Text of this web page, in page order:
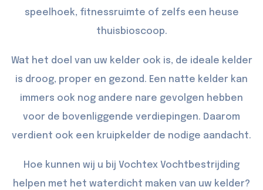
speelhoek, fitnessruimte of zelfs een heuse
thuisbioscoop.
Wat het doel van uw kelder ook is, de ideale kelder
is droog, proper en gezond. Een natte kelder kan
immers ook nog andere nare gevolgen hebben
voor de bovenliggende verdiepingen. Daarom
verdient ook een kruipkelder de nodige aandacht.
Hoe kunnen wij u bij Vochtex Vochtbestrijding
helpen met het waterdicht maken van uw kelder?